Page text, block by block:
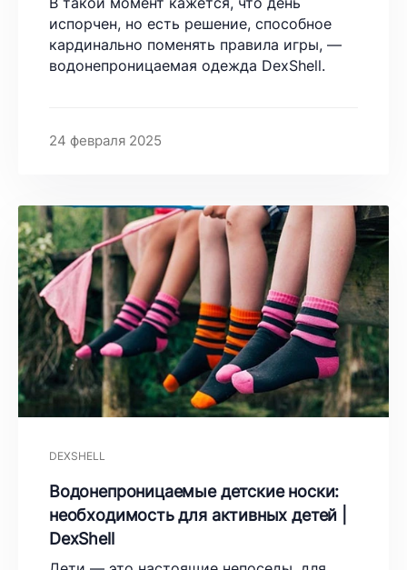
испорчен, но есть решение, способное
кардинально поменять правила игры, —
водонепроницаемая одежда DexShell.
24 февраля 2025
DEXSHELL
Водонепроницаемые детские носки:
необходимость для активных детей |
DexShell